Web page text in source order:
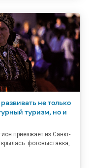
не только
туризм, но и
приезжает из Санкт-
фотовыставка,